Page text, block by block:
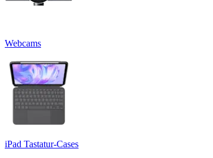
Webcams
iPad Tastatur-Cases